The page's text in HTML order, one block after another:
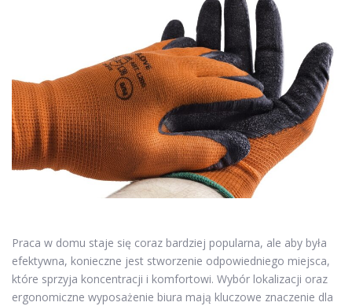
Praca w domu staje się coraz bardziej popularna, ale aby była
efektywna, konieczne jest stworzenie odpowiedniego miejsca,
które sprzyja koncentracji i komfortowi. Wybór lokalizacji oraz
ergonomiczne wyposażenie biura mają kluczowe znaczenie dla